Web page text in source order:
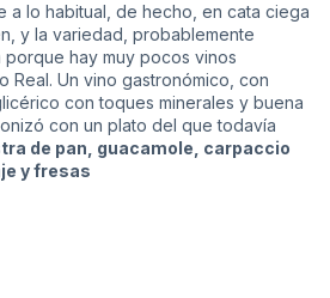
a lo habitual, de hecho, en cata ciega
y la variedad, probablemente
porque hay muy pocos vinos
Real. Un vino gastronómico, con
con toques minerales y buena
con un plato del que todavía
de pan, guacamole, carpaccio
y fresas